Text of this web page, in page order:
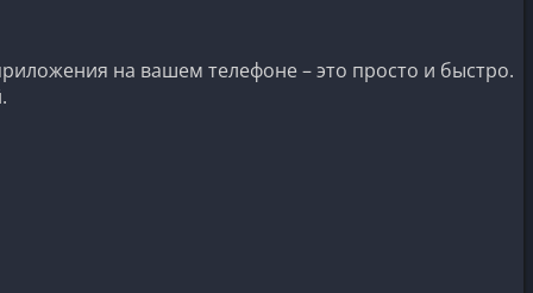
на вашем телефоне – это просто и быстро.